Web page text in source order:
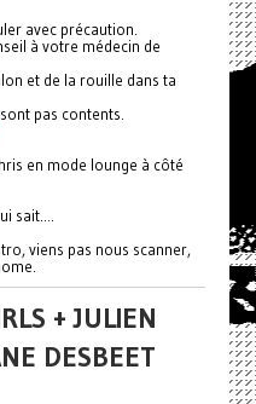
avec précaution.
à votre médecin de
et de la rouille dans ta
pas contents.
en mode lounge à côté
sait....
viens pas nous scanner,
+ JULIEN
DESBEET